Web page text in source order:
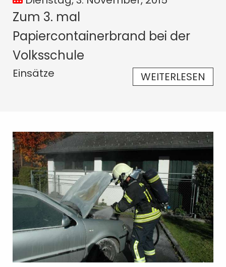
Zum 3. mal
Papiercontainerbrand bei der
Volksschule
Einsätze WEITERLESEN